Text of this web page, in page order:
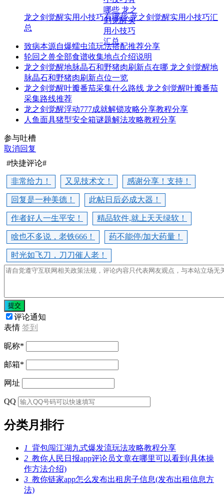
龙之剑觉醒实用小技巧有哪些 龙之剑觉醒实用小技巧汇
总
致病本源自爆蠕虫流玩法搭配推荐分享
轮回之兽全部食谱收集地点介绍说明
龙之剑觉醒地脉晶石和野猪肉刷新点在哪 龙之剑觉醒地
脉晶石和野猪肉刷新点位一览
龙之剑觉醒叶瓣番茄采集什么路线 龙之剑觉醒叶瓣番茄
采集路线推荐
龙之剑觉醒浮动777成就解锁攻略分享教程分享
人鱼面具猪型安全箱谜题解法攻略教程分享
参与吐槽
取消回复
#快捷评论#
非常给力！ 又见技术文！ 感谢分享！支持！
回复是一种美德！ 此帖日后必成大器！
作者好人一生平安！ 精品软件,就上天天绿软！
啥也不多说，老铁666！ 药不能停/加大药量！
时光如飞刀，刀刀催人老！
提交
评论通知
表情 签到
昵称*
邮箱*
网址
QQ
分类月排行
1 背包闯江湖九式爆发流玩法攻略教程分享
2 教你人民日报app评论员文章在哪里可以看到(具体操
作方法介绍)
3 教你链家app怎么发布出租房子信息(发布出租信息方
法)